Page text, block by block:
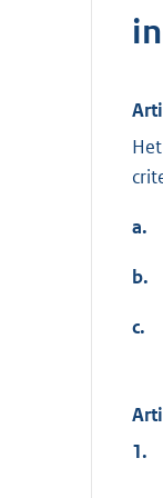
a.
b.
c.
1.